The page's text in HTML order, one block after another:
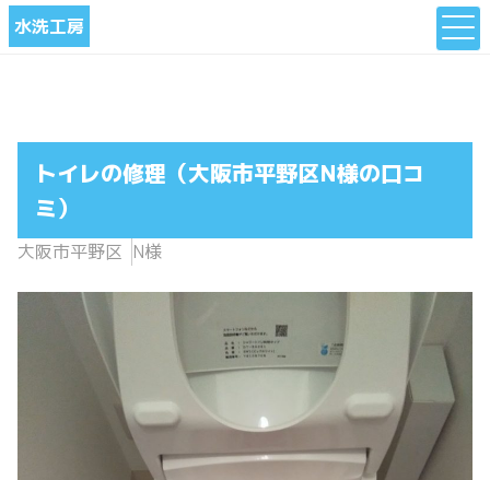
水洗工房
トイレの修理（大阪市平野区N様の口コ
ミ）
大阪市平野区 N様